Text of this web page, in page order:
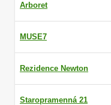
Arboret
MUSE7
Rezidence Newton
Staropramenná 21